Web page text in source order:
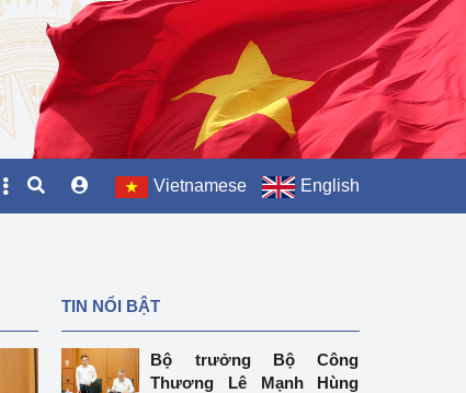
Vietnamese English
TIN NỔI BẬT
Bộ trưởng Bộ Công
Thương Lê Mạnh Hùng